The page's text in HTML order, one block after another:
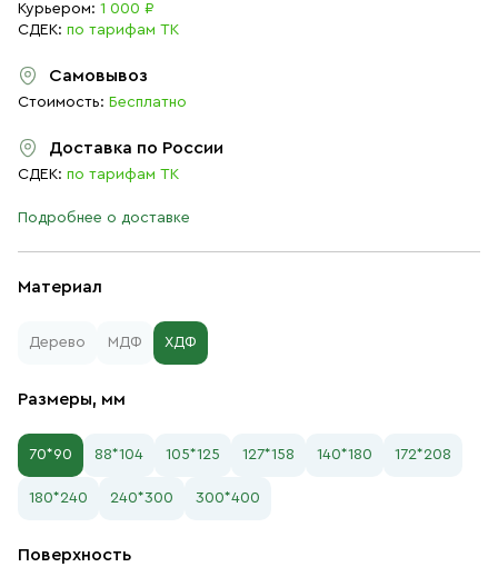
Материал
Дерево МДФ ХДФ
Размеры, мм
70*90 88*104 105*125 127*158 140*180 172*208
180*240 240*300 300*400
Поверхность
Курьером: 1 000 ₽
СДЕК: по тарифам ТК
Самовывоз
Стоимость: Бесплатно
Доставка по России
СДЕК: по тарифам ТК
Подробнее о доставке